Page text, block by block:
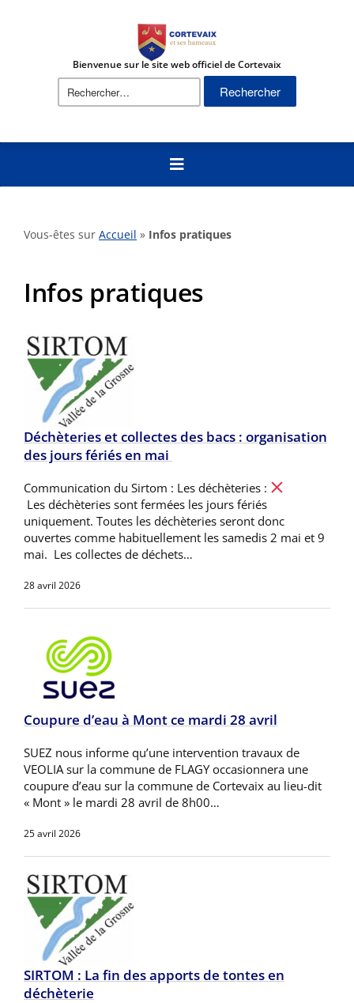
Bienvenue sur le site web officiel de Cortevaix
Rechercher :
Vous-êtes sur Accueil » Infos pratiques
Infos pratiques
Déchèteries et collectes des bacs : organisation
des jours fériés en mai
Communication du Sirtom : Les déchèteries :
Les déchèteries sont fermées les jours fériés
uniquement. Toutes les déchèteries seront donc
ouvertes comme habituellement les samedis 2 mai et 9
mai. Les collectes de déchets…
28 avril 2026
Coupure d’eau à Mont ce mardi 28 avril
SUEZ nous informe qu’une intervention travaux de
VEOLIA sur la commune de FLAGY occasionnera une
coupure d’eau sur la commune de Cortevaix au lieu-dit
« Mont » le mardi 28 avril de 8h00…
25 avril 2026
SIRTOM : La fin des apports de tontes en
déchèterie